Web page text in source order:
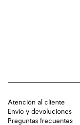
Atención al cliente
Envío y devoluciones
Preguntas frecuentes